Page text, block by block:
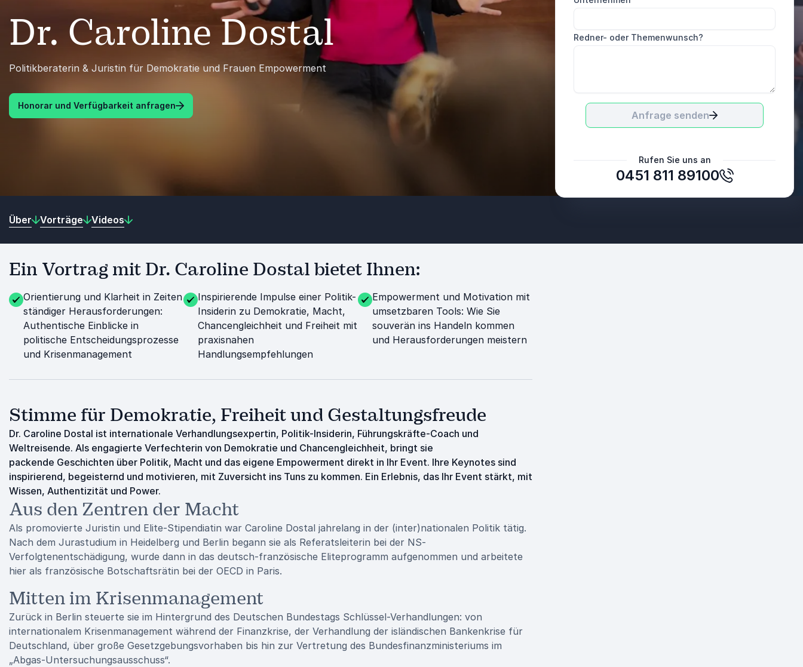
Dr. Caroline Dostal
Politikberaterin & Juristin für Demokratie und Frauen Empowerment
Honorar und Verfügbarkeit anfragen
Redner- oder Themenwunsch?
Anfrage senden
Rufen Sie uns an
0451 811 89100
Über Vorträge Videos
Ein Vortrag mit Dr. Caroline Dostal bietet Ihnen:
Orientierung und Klarheit in Zeiten
ständiger Herausforderungen:
Authentische Einblicke in
politische Entscheidungsprozesse
und Krisenmanagement
Inspirierende Impulse einer Politik-
Insiderin zu Demokratie, Macht,
Chancengleichheit und Freiheit mit
praxisnahen
Handlungsempfehlungen
Empowerment und Motivation mit
umsetzbaren Tools: Wie Sie
souverän ins Handeln kommen
und Herausforderungen meistern
Stimme für Demokratie, Freiheit und Gestaltungsfreude
Dr. Caroline Dostal ist internationale Verhandlungsexpertin, Politik-Insiderin, Führungskräfte-Coach und
Weltreisende. Als engagierte Verfechterin von Demokratie und Chancengleichheit, bringt sie
packende Geschichten über Politik, Macht und das eigene Empowerment direkt in Ihr Event. Ihre Keynotes sind
inspirierend, begeisternd und motivieren, mit Zuversicht ins Tuns zu kommen. Ein Erlebnis, das Ihr Event stärkt, mit
Wissen, Authentizität und Power.
Aus den Zentren der Macht
Als promovierte Juristin und Elite‑Stipendiatin war Caroline Dostal jahrelang in der (inter)nationalen Politik tätig.
Nach dem Jurastudium in Heidelberg und Berlin begann sie als Referatsleiterin bei der NS-
Verfolgtenentschädigung, wurde dann in das deutsch-französische Eliteprogramm aufgenommen und arbeitete
hier als französische Botschaftsrätin bei der OECD in Paris.
Mitten im Krisenmanagement
Zurück in Berlin steuerte sie im Hintergrund des Deutschen Bundestags Schlüssel-Verhandlungen: von
internationalem Krisenmanagement während der Finanzkrise, der Verhandlung der isländischen Bankenkrise für
Deutschland, über große Gesetzgebungsvorhaben bis hin zur Vertretung des Bundesfinanzministeriums im
„Abgas-Untersuchungsausschuss“.